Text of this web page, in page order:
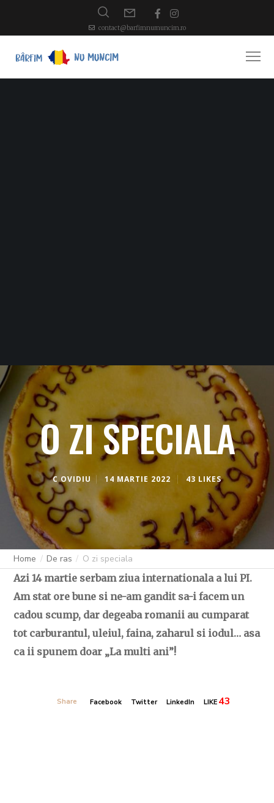
contact@barfimnumuncim.ro
O ZI SPECIALA
C OVIDIU 14 MARTIE 2022 43 LIKES
Home De ras O zi speciala
Azi 14 martie serbam ziua internationala a lui PI.
Am stat ore bune si ne-am gandit sa-i facem un
cadou scump, dar degeaba romanii au cumparat
tot carburantul, uleiul, faina, zaharul si iodul… asa
ca ii spunem doar „La multi ani”!
Share Facebook Twitter LinkedIn LIKE 43